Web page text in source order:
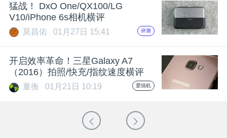
猛战！ DxO One/QX100/LG
V10/iPhone 6s相机横评
莫昌佑 01月27日 15:41 评测
开启效率革命！三星Galaxy A7
（2016）拍照/快充/指纹速度横评
量衡 01月21日 10:19 爱搞机